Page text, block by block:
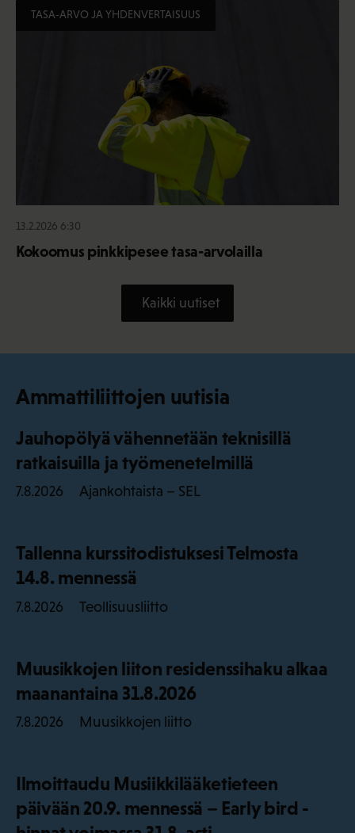
TASA-ARVO JA YHDENVERTAISUUS
13.2.2026 6:30
Kokoomus pinkkipesee tasa-arvolailla
Kaikki uutiset
Ammattiliittojen uutisia
Jauhopölyä vähennetään teknisillä
ratkaisuilla ja työmenetelmillä
7.8.2026 Ajankohtaista – SEL
Tallenna kurssitodistuksesi Telmosta
14.8. mennessä
7.8.2026 Teollisuusliitto
Muusikkojen liiton residenssihaku alkaa
maanantaina 31.8.2026
7.8.2026 Muusikkojen liitto
Ilmoittaudu Musiikkilääketieteen
päivään 20.9. mennessä – Early bird -